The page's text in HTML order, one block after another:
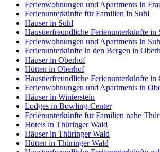
Ferienwohnungen und Apartments in
Ferienunterkünfte für Familien in Suhl
Häuser in Suhl
Haustierfreundliche Ferienunterkünfte in
Ferienwohnungen und Apartments in
Ferienunterkünfte in den Bergen in
Häuser in Oberhof
Hütten in Oberhof
Haustierfreundliche Ferienunterkünfte in
Ferienwohnungen und Apartments in
Häuser in Winterstein
Lodges in Bowling-Center
Ferienunterkünfte für Familien nahe
Hotels in Thüringer Wald
Häuser in Thüringer Wald
Hütten in Thüringer Wald